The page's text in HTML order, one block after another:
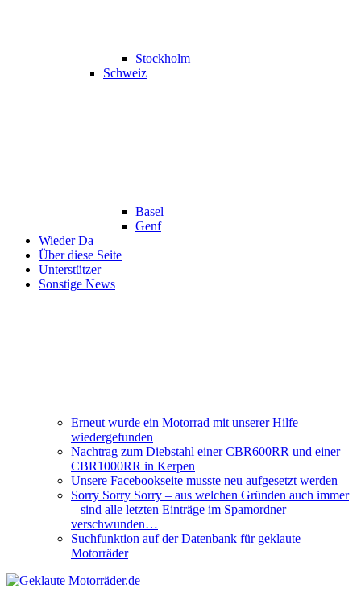
Stockholm
Schweiz
Basel
Genf
Wieder Da
Über diese Seite
Unterstützer
Sonstige News
Erneut wurde ein Motorrad mit unserer Hilfe
wiedergefunden
Nachtrag zum Diebstahl einer CBR600RR und einer
CBR1000RR in Kerpen
Unsere Facebookseite musste neu aufgesetzt werden
Sorry Sorry Sorry – aus welchen Gründen auch immer
– sind alle letzten Einträge im Spamordner
verschwunden…
Suchfunktion auf der Datenbank für geklaute
Motorräder